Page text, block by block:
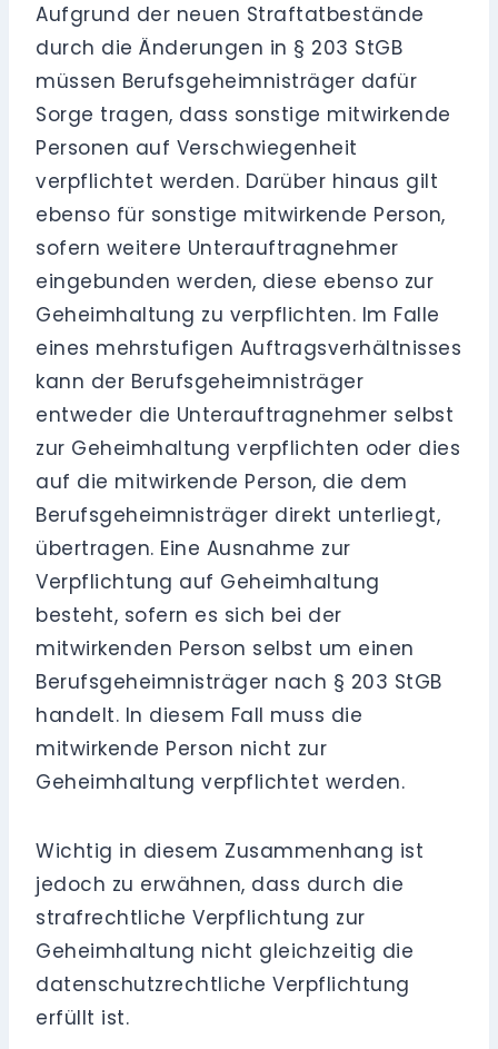
Aufgrund der neuen Straftatbestände
durch die Änderungen in § 203 StGB
müssen Berufsgeheimnisträger dafür
Sorge tragen, dass sonstige mitwirkende
Personen auf Verschwiegenheit
verpflichtet werden. Darüber hinaus gilt
ebenso für sonstige mitwirkende Person,
sofern weitere Unterauftragnehmer
eingebunden werden, diese ebenso zur
Geheimhaltung zu verpflichten. Im Falle
eines mehrstufigen Auftragsverhältnisses
kann der Berufsgeheimnisträger
entweder die Unterauftragnehmer selbst
zur Geheimhaltung verpflichten oder dies
auf die mitwirkende Person, die dem
Berufsgeheimnisträger direkt unterliegt,
übertragen. Eine Ausnahme zur
Verpflichtung auf Geheimhaltung
besteht, sofern es sich bei der
mitwirkenden Person selbst um einen
Berufsgeheimnisträger nach § 203 StGB
handelt. In diesem Fall muss die
mitwirkende Person nicht zur
Geheimhaltung verpflichtet werden.
Wichtig in diesem Zusammenhang ist
jedoch zu erwähnen, dass durch die
strafrechtliche Verpflichtung zur
Geheimhaltung nicht gleichzeitig die
datenschutzrechtliche Verpflichtung
erfüllt ist.